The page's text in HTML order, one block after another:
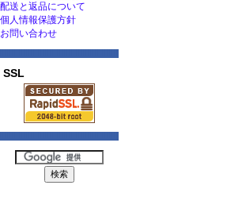
配送と返品について
個人情報保護方針
お問い合わせ
SSL